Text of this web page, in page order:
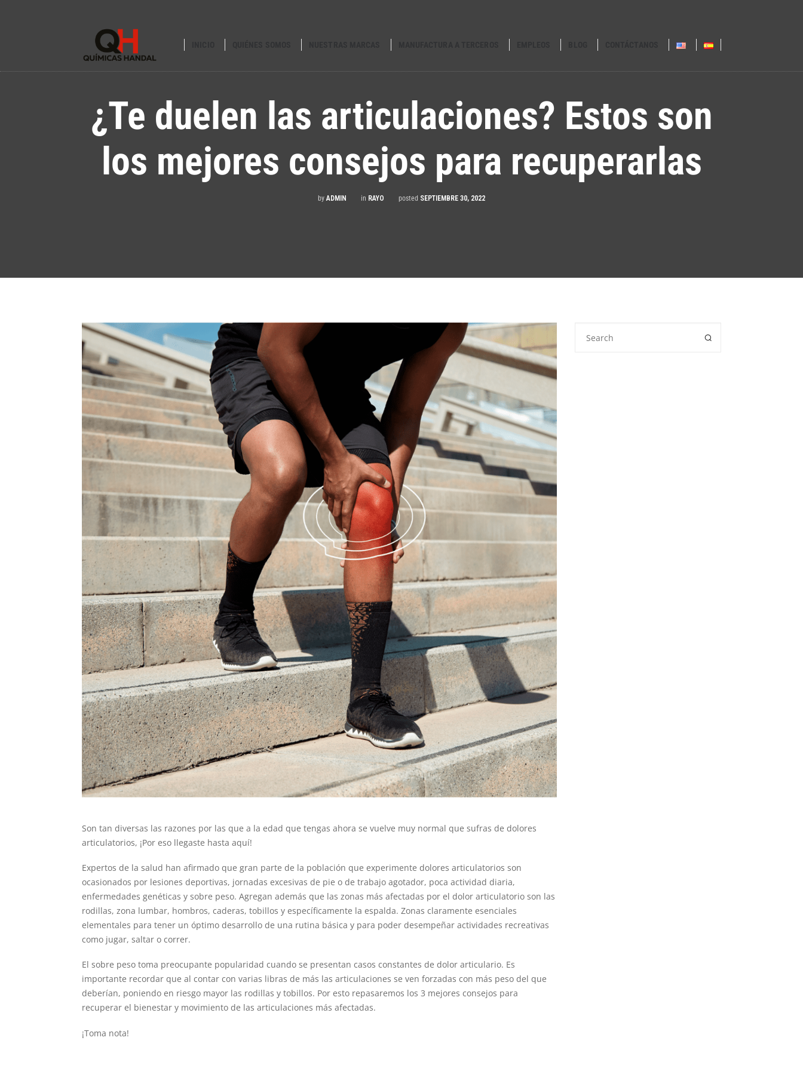
¿Te duelen las articulaciones? Estos son
los mejores consejos para recuperarlas
by ADMIN in RAYO posted SEPTIEMBRE 30, 2022
Son tan diversas las razones por las que a la edad que tengas ahora se vuelve muy normal que sufras de dolores
articulatorios, ¡Por eso llegaste hasta aquí!
Expertos de la salud han afirmado que gran parte de la población que experimente dolores articulatorios son
ocasionados por lesiones deportivas, jornadas excesivas de pie o de trabajo agotador, poca actividad diaria,
enfermedades genéticas y sobre peso. Agregan además que las zonas más afectadas por el dolor articulatorio son las
rodillas, zona lumbar, hombros, caderas, tobillos y específicamente la espalda. Zonas claramente esenciales
elementales para tener un óptimo desarrollo de una rutina básica y para poder desempeñar actividades recreativas
como jugar, saltar o correr.
El sobre peso toma preocupante popularidad cuando se presentan casos constantes de dolor articulario. Es
importante recordar que al contar con varias libras de más las articulaciones se ven forzadas con más peso del que
deberían, poniendo en riesgo mayor las rodillas y tobillos. Por esto repasaremos los 3 mejores consejos para
recuperar el bienestar y movimiento de las articulaciones más afectadas.
¡Toma nota!